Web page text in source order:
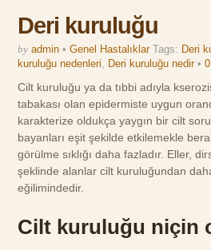
Deri kuruluğu
by admin • Genel Hastalıklar Tags: Deri
kuruluğu nedenleri, Deri kuruluğu nedir •
Cilt kuruluğu ya da tıbbi adıyla
tabakası olan epidermiste uygun
karakterize oldukça yaygın bir cilt
bayanları eşit şekilde etkilemekle
görülme sıklığı daha fazladır. Eller,
şeklinde alanlar cilt kuruluğundan
eğilimindedir.
Cilt kuruluğu niçin